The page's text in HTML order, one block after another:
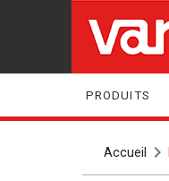
PRODUITS
Accueil